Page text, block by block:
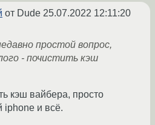
от Dude 25.07.2022 12:11:20
простой вопрос,
- почистить кэш
кэш вайбера, просто
iphone и всё.